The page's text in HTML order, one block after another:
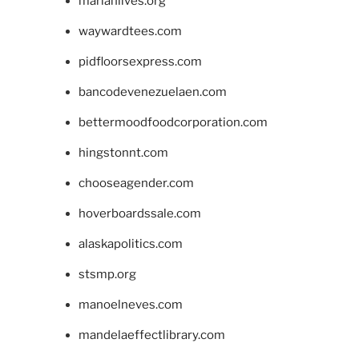
waywardtees.com
pidfloorsexpress.com
bancodevenezuelaen.com
bettermoodfoodcorporation.com
hingstonnt.com
chooseagender.com
hoverboardssale.com
alaskapolitics.com
stsmp.org
manoelneves.com
mandelaeffectlibrary.com